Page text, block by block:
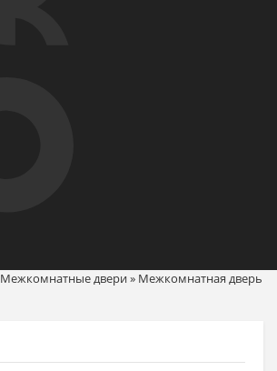
Межкомнатные двери» Межкомнатная дверь